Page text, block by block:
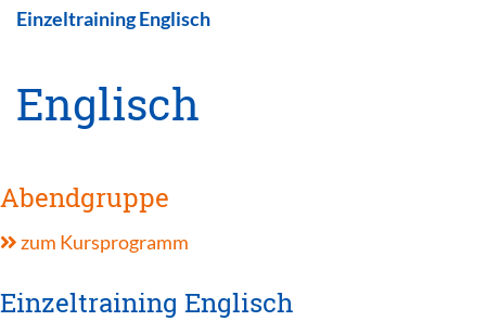
Einzeltraining Englisch
Englisch
Abendgruppe
zum Kursprogramm
Einzeltraining Englisch